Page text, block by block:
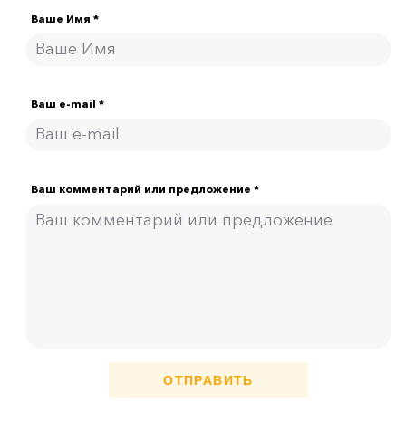
Ваше Имя *
Ваш e-mail *
Ваш комментарий или предложение *
ОТПРАВИТЬ